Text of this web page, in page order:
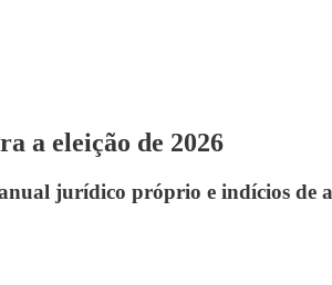
a eleição de 2026
jurídico próprio e indícios de